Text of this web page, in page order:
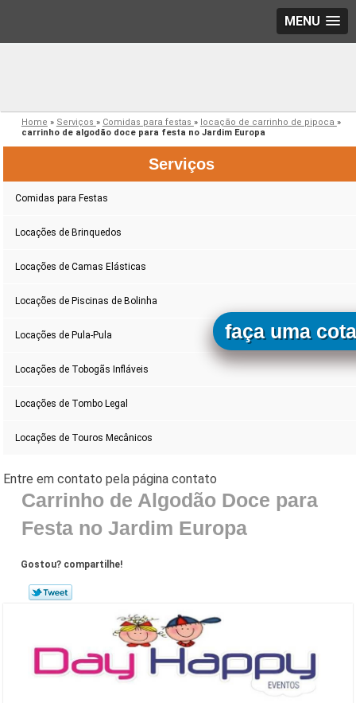
MENU
Home » Serviços » Comidas para festas » locação de carrinho de pipoca »
carrinho de algodão doce para festa no Jardim Europa
Serviços
Comidas para Festas
Locações de Brinquedos
Locações de Camas Elásticas
Locações de Piscinas de Bolinha
Locações de Pula-Pula
Locações de Tobogãs Infláveis
Locações de Tombo Legal
Locações de Touros Mecânicos
Carrinho de Algodão Doce para
Festa no Jardim Europa
Gostou? compartilhe!
faça uma